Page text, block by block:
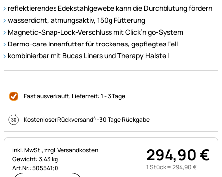
reflektierendes Edekstahlgewebe kann die Durchblutung fördern
wasserdicht, atmungsaktiv, 150g Fütterung
Magnetic-Snap-Lock-Verschluss mit Click’n go-System
Dermo-care Innenfutter für trockenes, gepflegtes Fell
kombinierbar mit Bucas Liners und Therapy Halsteil
Fast ausverkauft, Lieferzeit:1 - 3 Tage
Kostenloser Rückversand4-30 Tage Rückgabe
Steuerhinweis:
inkl. MwSt.,zzgl. Versandkosten
Gewicht: 3,43 kg
Art.Nr.: 505541;0
294,90€
1 Stück =294,90€